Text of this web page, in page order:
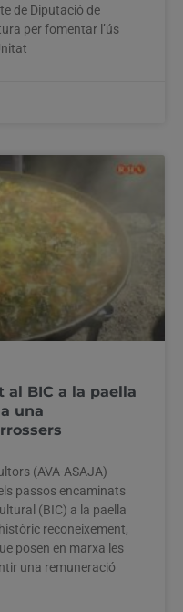
de Diputació de
per fomentar l’ús
al BIC a la paella
una
(AVA-ASAJA)
passos encaminats
(BIC) a la paella
reconeixement,
posen en marxa les
una remuneració